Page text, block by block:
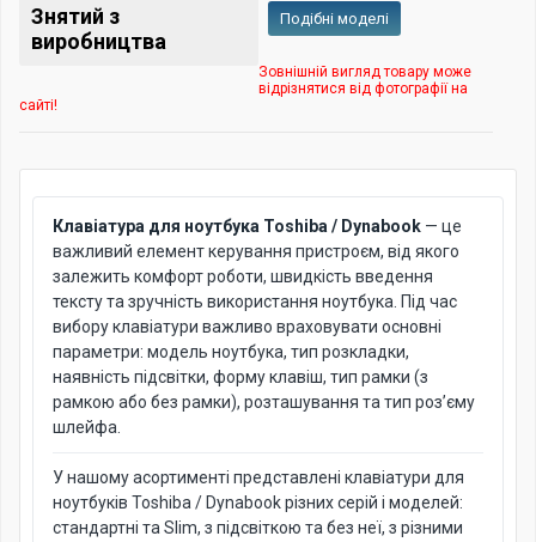
Знятий з
виробництва
Подібні моделі
Зовнішній вигляд товару може
відрізнятися від фотографії на
сайті!
Клавіатура для ноутбука Toshiba / Dynabook — це
важливий елемент керування пристроєм, від якого
залежить комфорт роботи, швидкість введення
тексту та зручність використання ноутбука. Під час
вибору клавіатури важливо враховувати основні
параметри: модель ноутбука, тип розкладки,
наявність підсвітки, форму клавіш, тип рамки (з
рамкою або без рамки), розташування та тип роз’єму
шлейфа.
У нашому асортименті представлені клавіатури для
ноутбуків Toshiba / Dynabook різних серій і моделей:
стандартні та Slim, з підсвіткою та без неї, з різними